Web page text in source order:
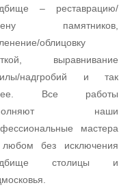
– реставрацию/
памятников,
облицовку
выравнивание
надгробий и так
Все работы
наши
мастера
без исключения
столицы и